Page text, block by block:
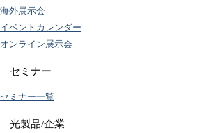
海外展示会
イベントカレンダー
オンライン展示会
セミナー
セミナー一覧
光製品/企業